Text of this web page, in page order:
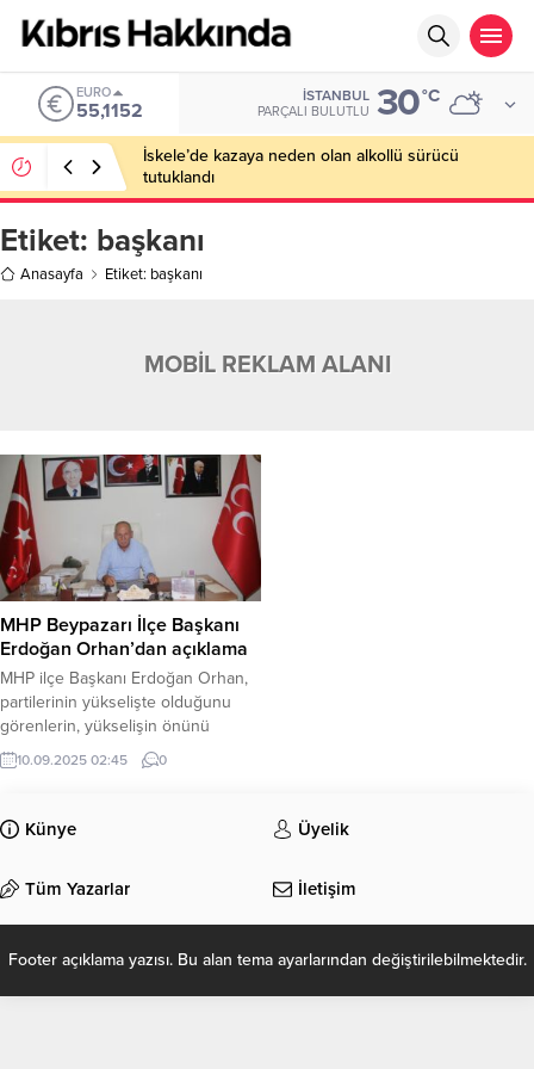
EURO
55,1152
İSTANBUL
PARÇALI BULUTLU 30°C
İskele’de kazaya neden olan alkollü sürücü
tutuklandı
Etiket: başkanı
Anasayfa Etiket: başkanı
MOBİL REKLAM ALANI
MHP Beypazarı İlçe Başkanı
Erdoğan Orhan’dan açıklama
MHP ilçe Başkanı Erdoğan Orhan,
partilerinin yükselişte olduğunu
görenlerin, yükselişin önünü
kesmek ve karalamak üzere oyun
peşinde olduklarını bildirdi.
10.09.2025 02:45 0
Künye Üyelik
Tüm Yazarlar İletişim
Footer açıklama yazısı. Bu alan tema ayarlarından değiştirilebilmektedir.